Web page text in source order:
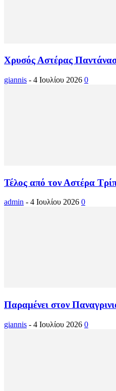
Χρυσός Αστέρας
giannis - 4 Ιουλίου 2026 0
Τέλος από τον Αστέρα
admin - 4 Ιουλίου 2026 0
Παραμένει στον
giannis - 4 Ιουλίου 2026 0